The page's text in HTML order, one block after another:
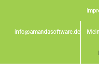
contentinfo@amandasoftware.de